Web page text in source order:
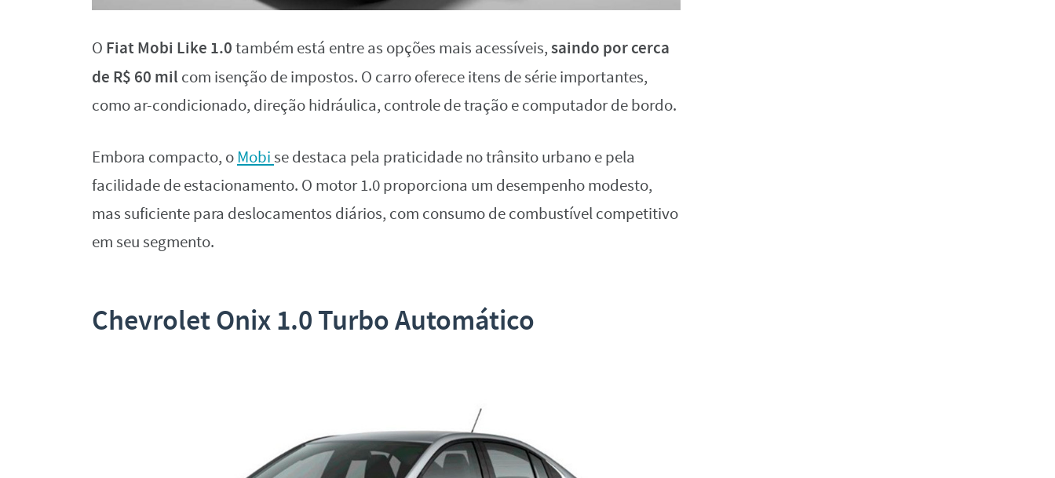
O Fiat Mobi Like 1.0também está entre as opções mais acessíveis,saindo por cerca
de R$ 60 mil com isenção de impostos. O carro oferece itens de série importantes,
como ar-condicionado, direção hidráulica, controle de tração e computador de bordo.
Embora compacto, oMobise destaca pela praticidade no trânsito urbano e pela
facilidade de estacionamento. O motor 1.0 proporciona um desempenho modesto,
mas suficiente para deslocamentos diários, com consumo de combustível competitivo
em seu segmento.
Chevrolet Onix 1.0 Turbo Automático